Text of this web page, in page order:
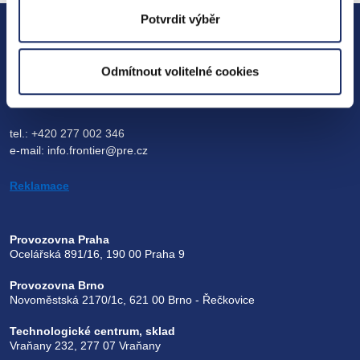
Potvrdit výběr
Odmítnout volitelné cookies
IČO: 27234835, DIČ: CZ27234835
datová schránka: i2zp6r6
tel.: +420 277 002 346
e-mail: info.frontier@pre.cz
Reklamace
Provozovna Praha
Ocelářská 891/16, 190 00 Praha 9
Provozovna Brno
Novoměstská 2170/1c, 621 00 Brno - Řečkovice
Technologické centrum, sklad
Vraňany 232, 277 07 Vraňany